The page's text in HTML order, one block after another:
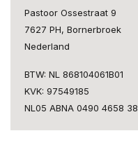
Pastoor Ossestraat 9
7627 PH, Bornerbroek
Nederland
BTW: NL 868104061B01
KVK: 97549185
NL05 ABNA 0490 4658 38